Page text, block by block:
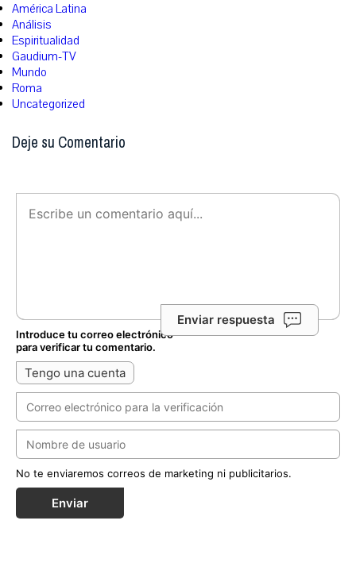
América Latina
Análisis
Espiritualidad
Gaudium-TV
Mundo
Roma
Uncategorized
Deje su Comentario
Enviar respuesta
Introduce tu correo electrónico
para verificar tu comentario.
Tengo una cuenta
No te enviaremos correos de marketing ni publicitarios.
Enviar